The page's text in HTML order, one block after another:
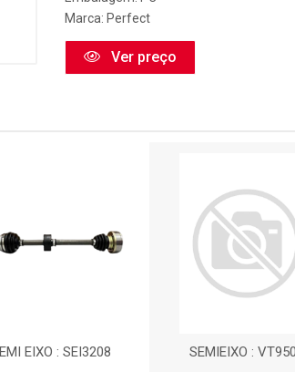
Marca: Perfect
Ver preço
EIXO : SEI3208 SEMIEIXO :